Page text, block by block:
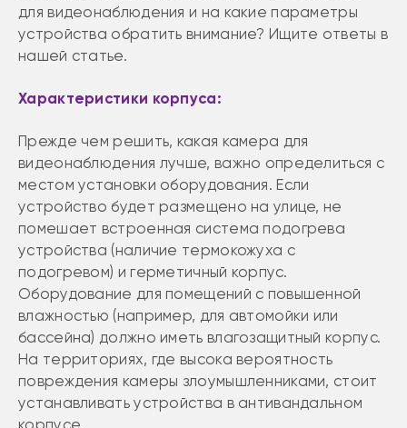
для видеонаблюдения и на какие параметры
устройства обратить внимание? Ищите ответы в
нашей статье.
Характеристики корпуса:
Прежде чем решить, какая камера для
видеонаблюдения лучше, важно определиться с
местом установки оборудования. Если
устройство будет размещено на улице, не
помешает встроенная система подогрева
устройства (наличие термокожуха с
подогревом) и герметичный корпус.
Оборудование для помещений с повышенной
влажностью (например, для автомойки или
бассейна) должно иметь влагозащитный корпус.
На территориях, где высока вероятность
повреждения камеры злоумышленниками, стоит
устанавливать устройства в антивандальном